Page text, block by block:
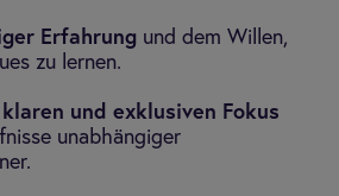
Erfahrung und dem Willen,
zu lernen.
klaren und exklusiven Fokus
unabhängiger